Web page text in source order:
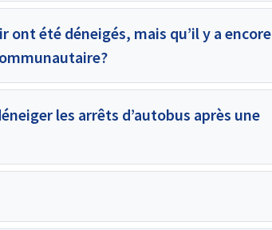
été déneigés, mais qu’il y a encore
les arrêts d’autobus après une